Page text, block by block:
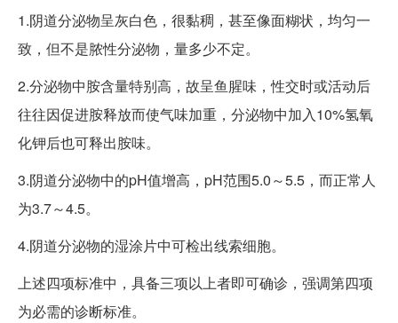
1.阴道分泌物呈灰白色，很黏稠，甚至像面糊状，均匀一
致，但不是脓性分泌物，量多少不定。
2.分泌物中胺含量特别高，故呈鱼腥味，性交时或活动后
往往因促进胺释放而使气味加重，分泌物中加入10%氢氧
化钾后也可释出胺味。
3.阴道分泌物中的pH值增高，pH范围5.0～5.5，而正常人
为3.7～4.5。
4.阴道分泌物的湿涂片中可检出线索细胞。
上述四项标准中，具备三项以上者即可确诊，强调第四项
为必需的诊断标准。